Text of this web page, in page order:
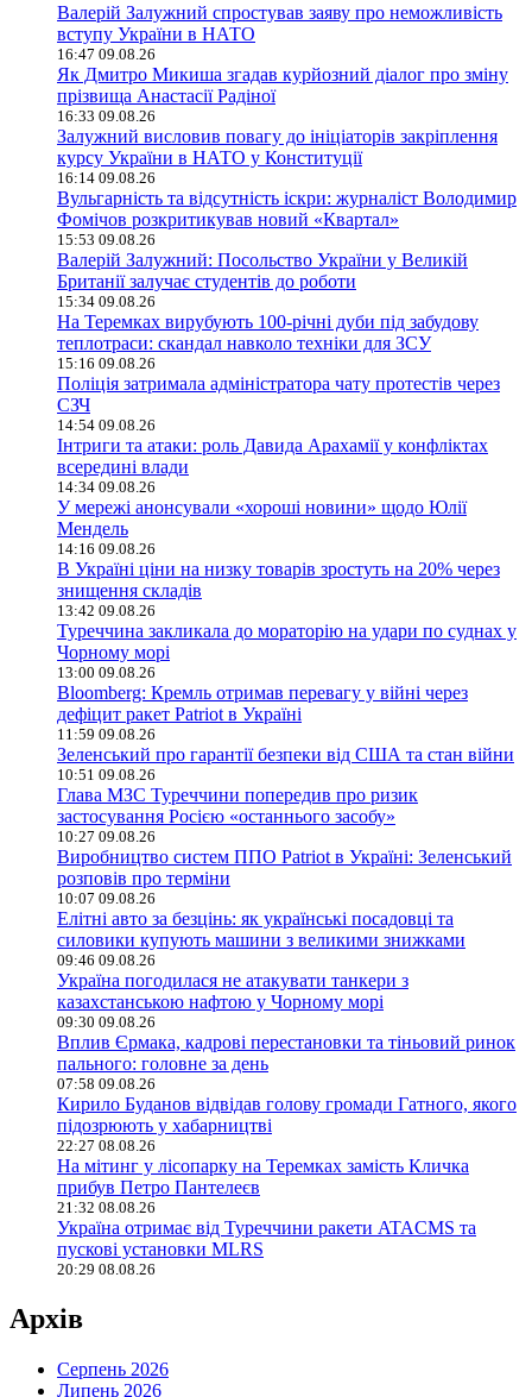
Валерій Залужний спростував заяву про неможливість
вступу України в НАТО
16:47 09.08.26
Як Дмитро Микиша згадав курйозний діалог про зміну
прізвища Анастасії Радіної
16:33 09.08.26
Залужний висловив повагу до ініціаторів закріплення
курсу України в НАТО у Конституції
16:14 09.08.26
Вульгарність та відсутність іскри: журналіст Володимир
Фомічов розкритикував новий «Квартал»
15:53 09.08.26
Валерій Залужний: Посольство України у Великій
Британії залучає студентів до роботи
15:34 09.08.26
На Теремках вирубують 100-річні дуби під забудову
теплотраси: скандал навколо техніки для ЗСУ
15:16 09.08.26
Поліція затримала адміністратора чату протестів через
СЗЧ
14:54 09.08.26
Інтриги та атаки: роль Давида Арахамії у конфліктах
всередині влади
14:34 09.08.26
У мережі анонсували «хороші новини» щодо Юлії
Мендель
14:16 09.08.26
В Україні ціни на низку товарів зростуть на 20% через
знищення складів
13:42 09.08.26
Туреччина закликала до мораторію на удари по суднах у
Чорному морі
13:00 09.08.26
Bloomberg: Кремль отримав перевагу у війні через
дефіцит ракет Patriot в Україні
11:59 09.08.26
Зеленський про гарантії безпеки від США та стан війни
10:51 09.08.26
Глава МЗС Туреччини попередив про ризик
застосування Росією «останнього засобу»
10:27 09.08.26
Виробництво систем ППО Patriot в Україні: Зеленський
розповів про терміни
10:07 09.08.26
Елітні авто за безцінь: як українські посадовці та
силовики купують машини з великими знижками
09:46 09.08.26
Україна погодилася не атакувати танкери з
казахстанською нафтою у Чорному морі
09:30 09.08.26
Вплив Єрмака, кадрові перестановки та тіньовий ринок
пального: головне за день
07:58 09.08.26
Кирило Буданов відвідав голову громади Гатного, якого
підозрюють у хабарництві
22:27 08.08.26
На мітинг у лісопарку на Теремках замість Кличка
прибув Петро Пантелеєв
21:32 08.08.26
Україна отримає від Туреччини ракети ATACMS та
пускові установки MLRS
20:29 08.08.26
Архів
Серпень 2026
Липень 2026